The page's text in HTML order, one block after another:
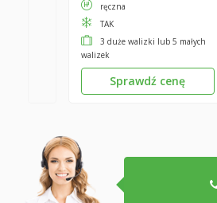
ręczna
TAK
3 duże walizki lub 5 małych
walizek
Sprawdź cenę